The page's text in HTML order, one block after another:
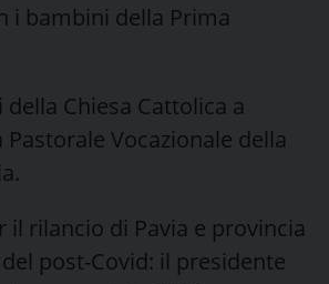
i bambini della Prima
Chiesa Cattolica a
Vocazionale della
il rilancio di Pavia e provincia
post-Covid: il presidente